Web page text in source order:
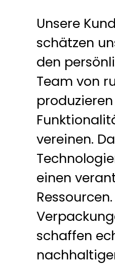
Unsere
schätzen
den
Team von
vereinen.
einen
schaffen